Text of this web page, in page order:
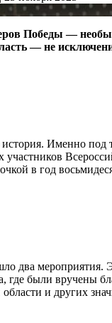
Победы —
— не
история. Именно
в год
два мероприятия.
где были вручены
и других